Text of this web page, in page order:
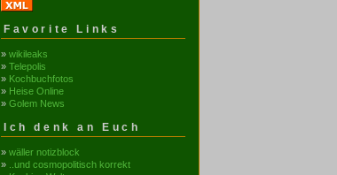
Favorite Links
» wikileaks
» Telepolis
» Kochbuchfotos
» Heise Online
» Golem News
Ich denk an Euch
» wäller notizblock
»
..und cosmopolitisch korrekt